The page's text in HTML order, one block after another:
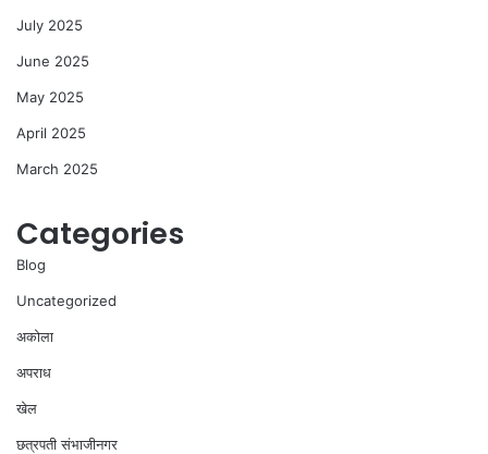
July 2025
June 2025
May 2025
April 2025
March 2025
Categories
Blog
Uncategorized
अकोला
अपराध
खेल
छत्रपती संभाजीनगर